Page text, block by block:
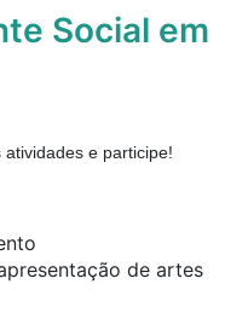
Social em
e participe!
de artes